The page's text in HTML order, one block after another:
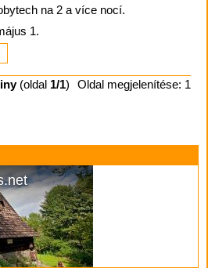
na 2 a více nocí.
1.
(oldal 1/1) Oldal megjelenítése: 1